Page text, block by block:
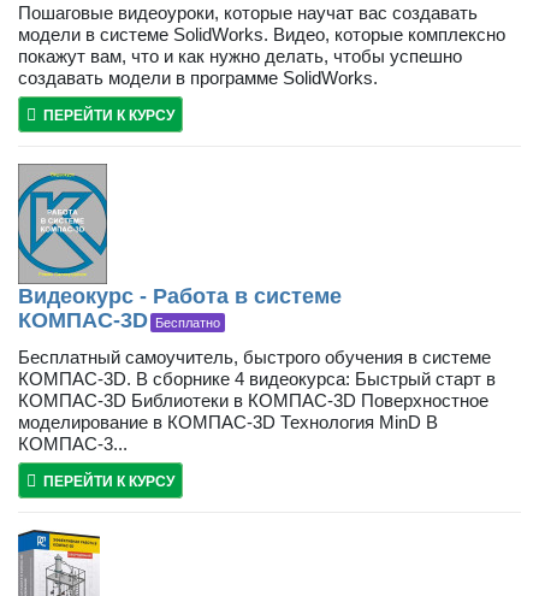
Пошаговые видеоуроки, которые научат вас создавать
модели в системе SolidWorks. Видео, которые комплексно
покажут вам, что и как нужно делать, чтобы успешно
создавать модели в программе SolidWorks.
ПЕРЕЙТИ К КУРСУ
Видеокурс - Работа в системе
КОМПАС-3D Бесплатно
Бесплатный самоучитель, быстрого обучения в системе
КОМПАС-3D. В сборнике 4 видеокурса: Быстрый старт в
КОМПАС-3D Библиотеки в КОМПАС-3D Поверхностное
моделирование в КОМПАС-3D Технология MinD В
КОМПАС-3...
ПЕРЕЙТИ К КУРСУ